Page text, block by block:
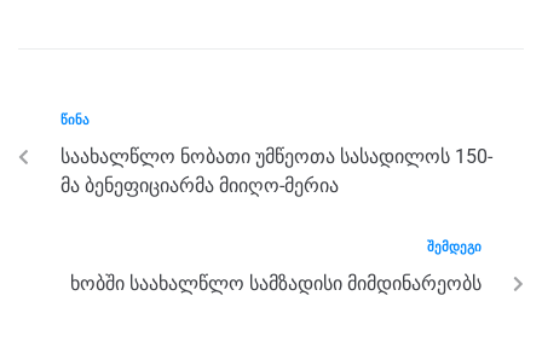
b
o
o
g
er
m p
p
ᲬᲘᲜᲐ
საახალწლო ნობათი უმწეოთა სასადილოს 150-
მა ბენეფიციარმა მიიღო-მერია
ᲨᲔᲛᲓᲔᲒᲘ
ხობში საახალწლო სამზადისი მიმდინარეობს